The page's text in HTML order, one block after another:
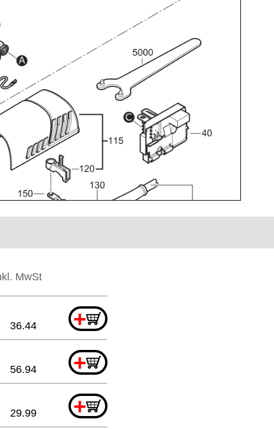
MwSt
+
36.44
+
56.94
+
29.99